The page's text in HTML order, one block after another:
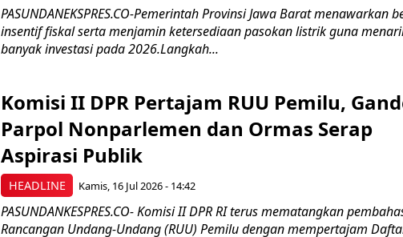
PASUNDANEKSPRES.CO-Pemerintah Provinsi Jawa Barat menawarkan
insentif fiskal serta menjamin ketersediaan pasokan listrik guna
banyak investasi pada 2026.Langkah...
HEADLINE
Komisi II DPR Pertajam RUU Pemilu,
Parpol Nonparlemen dan Ormas Serap
Aspirasi Publik
Kamis, 16 Jul 2026 - 14:42
PASUNDANKESPRES.CO- Komisi II DPR RI terus mematangkan
Rancangan Undang-Undang (RUU) Pemilu dengan mempertajam